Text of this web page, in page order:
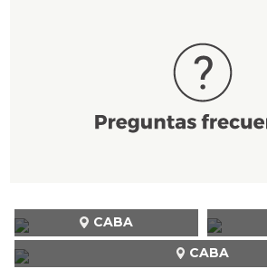
CABA
CABA